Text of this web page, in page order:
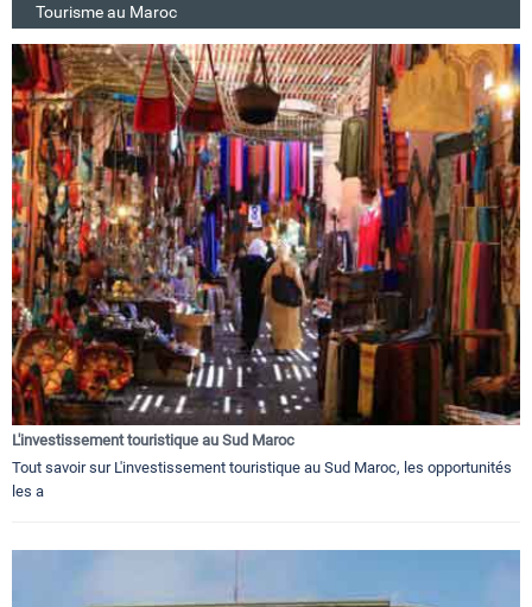
Tourisme au Maroc
L'investissement touristique au Sud Maroc
Tout savoir sur L'investissement touristique au Sud Maroc, les opportunités
les a